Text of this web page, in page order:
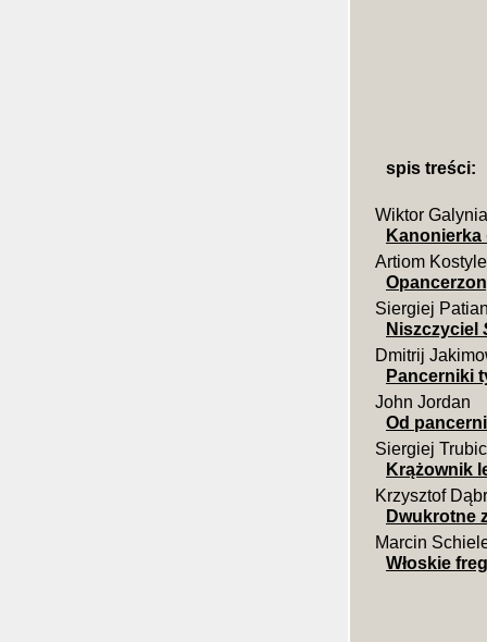
spis treści:
Wiktor Galynia
Kanonierka
Artiom
Siergiej
Niszczyciel
Dmitrij
Pancerniki
John Jordan
Od
Siergiej
Krążownik
Krzysztof
Dwukrotne
Marcin
Włoskie